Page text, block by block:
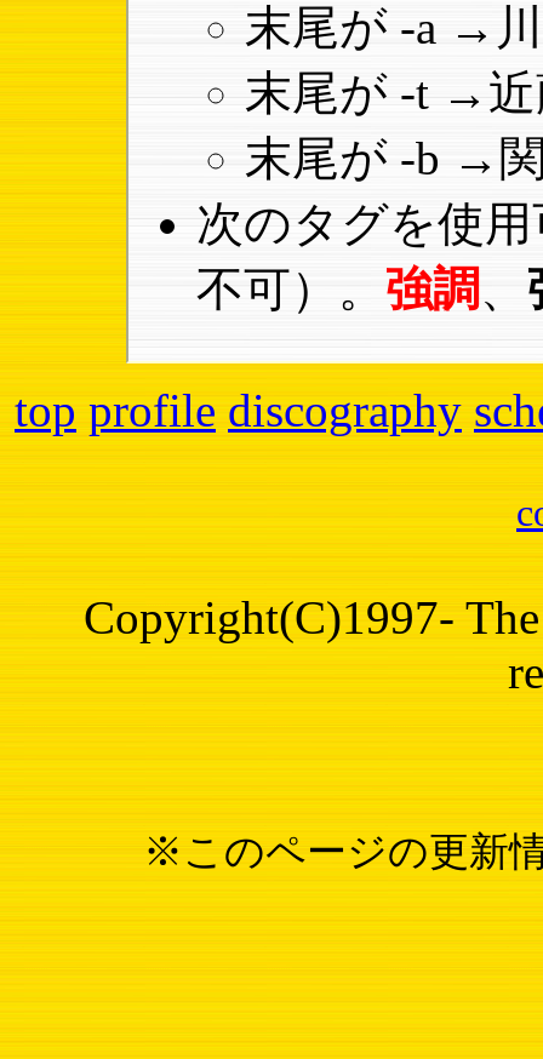
末尾が -a →
末尾が -t →
末尾が -b →
次のタグを使
不可）。 強調 、
top profile discography
Copyright(C)1997-
※このページの更新